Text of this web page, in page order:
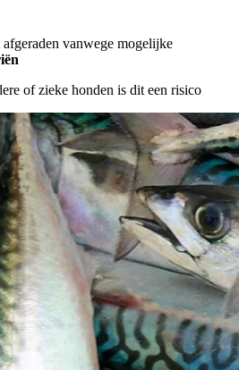
vanwege mogelijke
of zieke honden is dit een risico